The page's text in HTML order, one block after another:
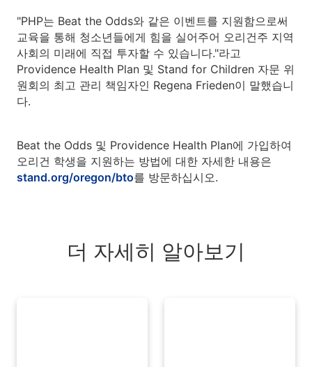
"PHP는 Beat the Odds와 같은 이벤트를 지원함으로써
교육을 통해 청소년들에게 힘을 실어주어 오리건주 지역
사회의 미래에 직접 투자할 수 있습니다."라고
Providence Health Plan 및 Stand for Children 자문 위
원회의 최고 관리 책임자인 Regena Frieden이 말했습니
다.
Beat the Odds 및 Providence Health Plan에 가입하여
오리건 학생을 지원하는 방법에 대한 자세한 내용은
stand.org/oregon/bto를 방문하십시오.
더 자세히 알아보기